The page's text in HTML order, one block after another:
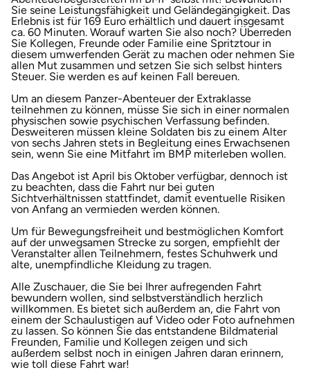
Sie seine Leistungsfähigkeit und Geländegängigkeit. Das
Erlebnis ist für 169 Euro erhältlich und dauert insgesamt
ca. 60 Minuten. Worauf warten Sie also noch? Überreden
Sie Kollegen, Freunde oder Familie eine Spritztour in
diesem umwerfenden Gerät zu machen oder nehmen Sie
allen Mut zusammen und setzen Sie sich selbst hinters
Steuer. Sie werden es auf keinen Fall bereuen.
Um an diesem Panzer-Abenteuer der Extraklasse
teilnehmen zu können, müsse Sie sich in einer normalen
physischen sowie psychischen Verfassung befinden.
Desweiteren müssen kleine Soldaten bis zu einem Alter
von sechs Jahren stets in Begleitung eines Erwachsenen
sein, wenn Sie eine Mitfahrt im BMP miterleben wollen.
Das Angebot ist April bis Oktober verfügbar, dennoch ist
zu beachten, dass die Fahrt nur bei guten
Sichtverhältnissen stattfindet, damit eventuelle Risiken
von Anfang an vermieden werden können.
Um für Bewegungsfreiheit und bestmöglichen Komfort
auf der unwegsamen Strecke zu sorgen, empfiehlt der
Veranstalter allen Teilnehmern, festes Schuhwerk und
alte, unempfindliche Kleidung zu tragen.
Alle Zuschauer, die Sie bei Ihrer aufregenden Fahrt
bewundern wollen, sind selbstverständlich herzlich
willkommen. Es bietet sich außerdem an, die Fahrt von
einem der Schaulustigen auf Video oder Foto aufnehmen
zu lassen. So können Sie das entstandene Bildmaterial
Freunden, Familie und Kollegen zeigen und sich
außerdem selbst noch in einigen Jahren daran erinnern,
wie toll diese Fahrt war!
Herzogtum Lauenburg
Homburg
Horb am Neckar
Ibbenbüren
Ingolstadt
Jena
Jerichower Land
Kamp-Lintfort
Karlsruhe
Kassel
Kempten